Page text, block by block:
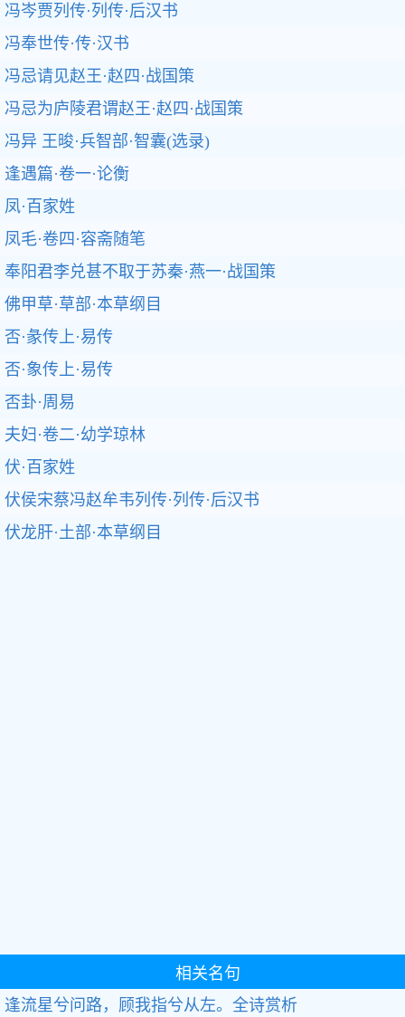
冯岑贾列传·列传·后汉书
冯奉世传·传·汉书
冯忌请见赵王·赵四·战国策
冯忌为庐陵君谓赵王·赵四·战国策
冯异 王晙·兵智部·智囊(选录)
逢遇篇·卷一·论衡
凤·百家姓
凤毛·卷四·容斋随笔
奉阳君李兑甚不取于苏秦·燕一·战国策
佛甲草·草部·本草纲目
否·彖传上·易传
否·象传上·易传
否卦·周易
夫妇·卷二·幼学琼林
伏·百家姓
伏侯宋蔡冯赵牟韦列传·列传·后汉书
伏龙肝·土部·本草纲目
相关名句
逢流星兮问路，顾我指兮从左。 全诗赏析